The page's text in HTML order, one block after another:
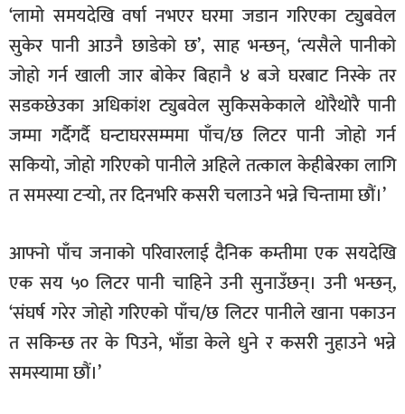
‘लामो समयदेखि वर्षा नभएर घरमा जडान गरिएका ट्युबवेल
सुकेर पानी आउनै छाडेको छ’, साह भन्छन्, ‘त्यसैले पानीको
जोहो गर्न खाली जार बोकेर बिहानै ४ बजे घरबाट निस्के तर
सडकछेउका अधिकांश ट्युबवेल सुकिसकेकाले थोरैथोरै पानी
जम्मा गर्दैगर्दै घन्टाघरसम्ममा पाँच/छ लिटर पानी जोहो गर्न
सकियो, जोहो गरिएको पानीले अहिले तत्काल केहीबेरका लागि
त समस्या टर्‍यो, तर दिनभरि कसरी चलाउने भन्ने चिन्तामा छौं।’
आफ्नो पाँच जनाको परिवारलाई दैनिक कम्तीमा एक सयदेखि
एक सय ५० लिटर पानी चाहिने उनी सुनाउँछन्। उनी भन्छन्,
‘संघर्ष गरेर जोहो गरिएको पाँच/छ लिटर पानीले खाना पकाउन
त सकिन्छ तर के पिउने, भाँडा केले धुने र कसरी नुहाउने भन्ने
समस्यामा छौं।’